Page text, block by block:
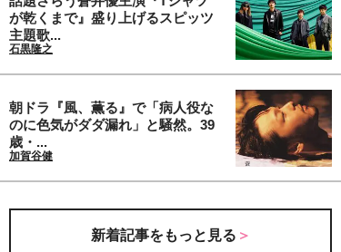
が乾くまで』盛り上げるスピッツ
主題歌...
石黒隆之
朝ドラ『風、薫る』で「病人役な
のに色気がダダ漏れ」と騒然。39
歳・...
加賀谷健
新着記事をもっと見る